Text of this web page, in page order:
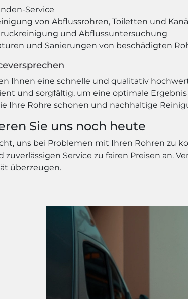
Service
von Abflussrohren, Toiletten und
und Abflussuntersuchung
und Sanierungen von beschädigten
Ihnen eine schnelle und qualitativ
und sorgfältig, um eine optimale
Ihre Rohre schonen und nachhaltige
Sie uns noch heute
uns bei Problemen mit Ihren Rohren zu
zuverlässigen Service zu fairen Preisen an.
überzeugen.